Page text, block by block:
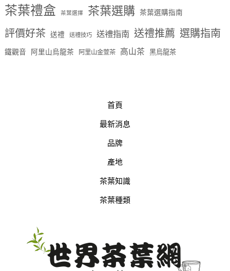
茶葉禮盒 茶葉選擇 茶葉選購 茶葉選購指南
評價好茶 送禮 送禮技巧 送禮指南 送禮推薦 選購指南
鐵觀音 阿里山烏龍茶 阿里山金萱茶 高山茶 黑烏龍茶
首頁
最新消息
品牌
產地
茶葉知識
茶葉種類